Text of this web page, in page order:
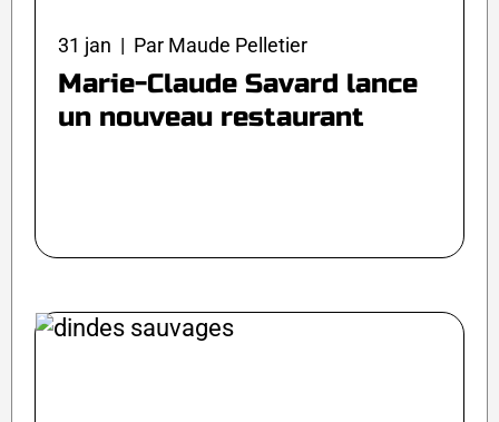
31 jan | Par Maude Pelletier
Marie-Claude Savard lance
un nouveau restaurant